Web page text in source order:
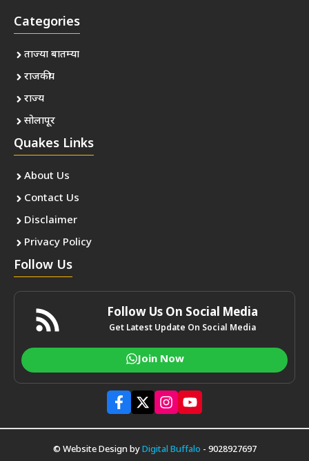
Categories
ताज्या बातम्या
राजकीय
राज्य
सोलापूर
Quakes Links
About Us
Contact Us
Disclaimer
Privacy Policy
Follow Us
Follow Us On Social Media
Get Latest Update On Social Media
Join Now
© Website Design byDigital Buffalo - 9028927697